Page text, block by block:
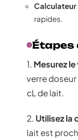
Calculateur
rapides.
Étapes
1. Mesurez
verre
cL de lait.
2. Utilisez la
lait est